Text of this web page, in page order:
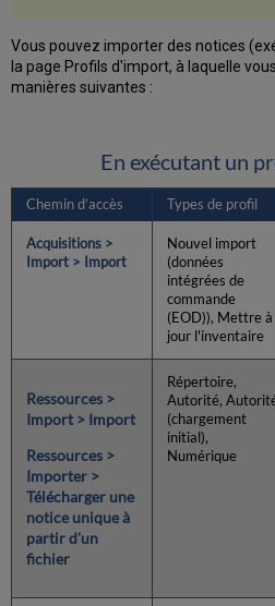
Vous pouvez importer des notices
la page Profils d'import, à laquelle
manières suivantes :
En exécutant un
Chemin d’accès Types de profil
Acquisitions >
Import > Import
Nouvel import
(données
intégrées de
commande
(EOD)), Mettre à
jour l'inventaire
Ressources >
Import > Import
Ressources >
Importer >
Télécharger une
notice unique à
partir d'un
fichier
Répertoire,
Autorité,
(chargement
initial),
Numérique